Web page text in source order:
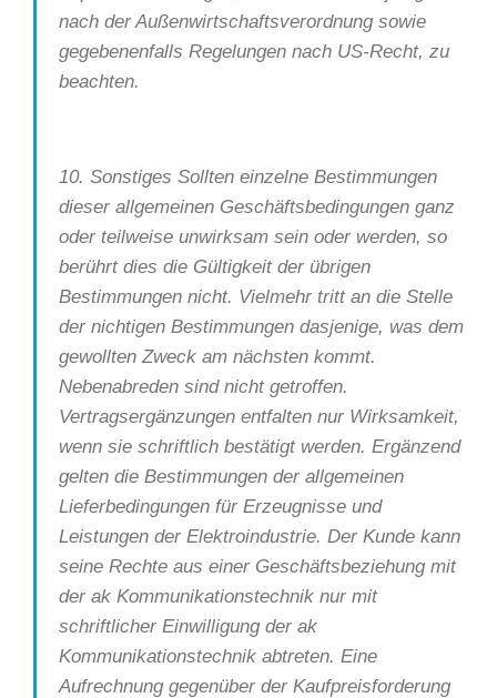
nach der Außenwirtschaftsverordnung sowie
gegebenenfalls Regelungen nach US-Recht, zu
beachten.
10. Sonstiges Sollten einzelne Bestimmungen
dieser allgemeinen Geschäftsbedingungen ganz
oder teilweise unwirksam sein oder werden, so
berührt dies die Gültigkeit der übrigen
Bestimmungen nicht. Vielmehr tritt an die Stelle
der nichtigen Bestimmungen dasjenige, was dem
gewollten Zweck am nächsten kommt.
Nebenabreden sind nicht getroffen.
Vertragsergänzungen entfalten nur Wirksamkeit,
wenn sie schriftlich bestätigt werden. Ergänzend
gelten die Bestimmungen der allgemeinen
Lieferbedingungen für Erzeugnisse und
Leistungen der Elektroindustrie. Der Kunde kann
seine Rechte aus einer Geschäftsbeziehung mit
der ak Kommunikationstechnik nur mit
schriftlicher Einwilligung der ak
Kommunikationstechnik abtreten. Eine
Aufrechnung gegenüber der Kaufpreisforderung